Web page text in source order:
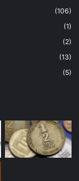
(106)
(1)
(2)
(13)
(5)